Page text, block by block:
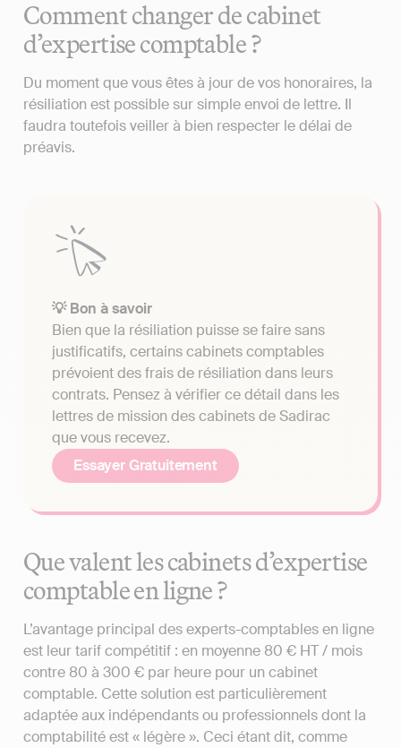
Comment changer de cabinet
d’expertise comptable ?
Du moment que vous êtes à jour de vos honoraires, la
résiliation est possible sur simple envoi de lettre. Il
faudra toutefois veiller à bien respecter le délai de
préavis.
💡 Bon à savoir
Bien que la résiliation puisse se faire sans
justificatifs, certains cabinets comptables
prévoient des frais de résiliation dans leurs
contrats. Pensez à vérifier ce détail dans les
lettres de mission des cabinets de Sadirac
que vous recevez.
Essayer Gratuitement
Que valent les cabinets d’expertise
comptable en ligne ?
L’avantage principal des experts-comptables en ligne
est leur tarif compétitif : en moyenne 80 € HT / mois
contre 80 à 300 € par heure pour un cabinet
comptable. Cette solution est particulièrement
adaptée aux indépendants ou professionnels dont la
comptabilité est « légère ». Ceci étant dit, comme